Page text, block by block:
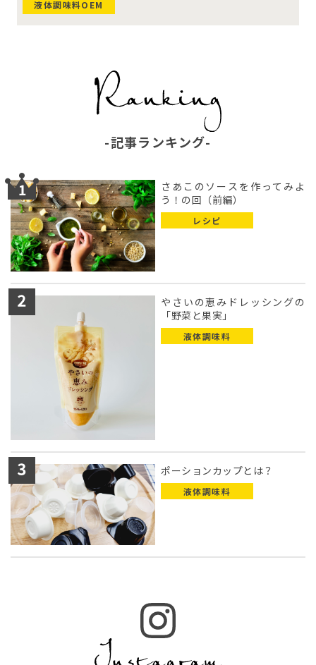
液体調味料OEM
記事ランキング
さあこのソースを作ってみよ
う！の回（前編）
レシピ
やさいの恵みドレッシングの
「野菜と果実」
液体調味料
ポーションカップとは？
液体調味料